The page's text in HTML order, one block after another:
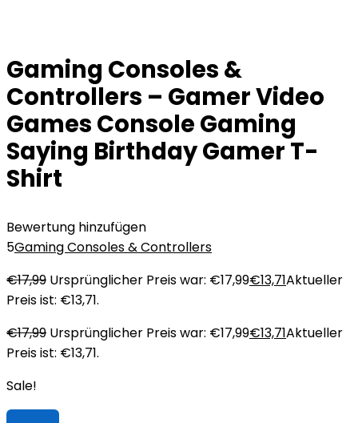
Gaming Consoles &
Controllers – Gamer Video
Games Console Gaming
Saying Birthday Gamer T-
Shirt
Bewertung hinzufügen
5Gaming Consoles & Controllers
€17,99 Ursprünglicher Preis war: €17,99€13,71Aktueller
Preis ist: €13,71.
€17,99 Ursprünglicher Preis war: €17,99€13,71Aktueller
Preis ist: €13,71.
Sale!